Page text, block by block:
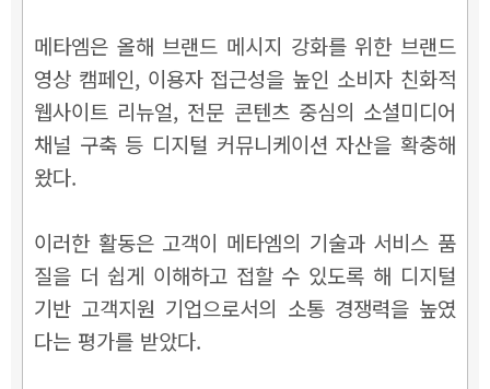
메타엠은 올해 브랜드 메시지 강화를 위한 브랜드
영상 캠페인, 이용자 접근성을 높인 소비자 친화적
웹사이트 리뉴얼, 전문 콘텐츠 중심의 소셜미디어
채널 구축 등 디지털 커뮤니케이션 자산을 확충해
왔다.
이러한 활동은 고객이 메타엠의 기술과 서비스 품
질을 더 쉽게 이해하고 접할 수 있도록 해 디지털
기반 고객지원 기업으로서의 소통 경쟁력을 높였
다는 평가를 받았다.